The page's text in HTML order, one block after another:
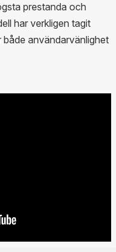
prestanda och
har verkligen tagit
både användarvänlighet